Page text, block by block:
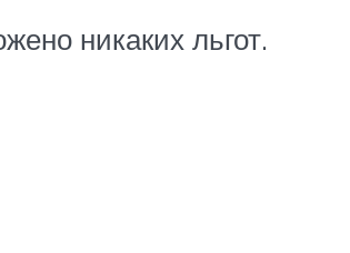
никаких льгот.